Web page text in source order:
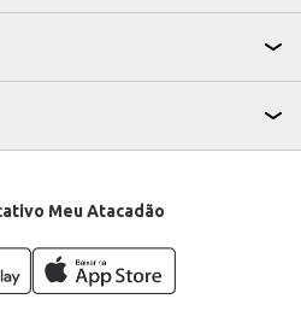
Meu Atacadão